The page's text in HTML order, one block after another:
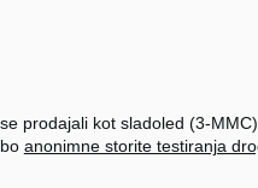
prodajali kot sladoled (3-
anonimne storite testiranja